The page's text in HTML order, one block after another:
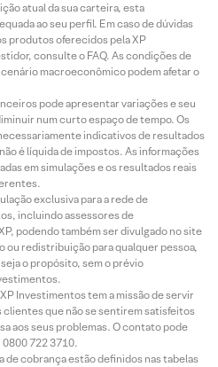
atual da sua carteira, esta
ao seu perfil. Em caso de dúvidas
produtos oferecidos pela XP
consulte o FAQ. As condições de
macroeconômico podem afetar o
pode apresentar variações e seu
num curto espaço de tempo. Os
indicativos de resultados
é líquida de impostos. As informações
em simulações e os resultados reais
exclusiva para a rede de
incluindo assessores de
podendo também ser divulgado no site
ou redistribuição para qualquer pessoa,
o propósito, sem o prévio
Investimentos tem a missão de servir
clientes que não se sentirem satisfeitos
aos seus problemas. O contato pode
722 3710.
de cobrança estão definidos nas tabelas